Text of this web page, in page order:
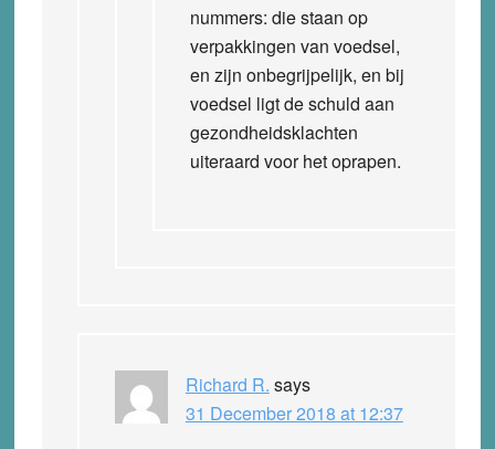
nummers: die staan op
verpakkingen van voedsel,
en zijn onbegrijpelijk, en bij
voedsel ligt de schuld aan
gezondheidsklachten
uiteraard voor het oprapen.
Richard R. says
31 December 2018 at 12:37